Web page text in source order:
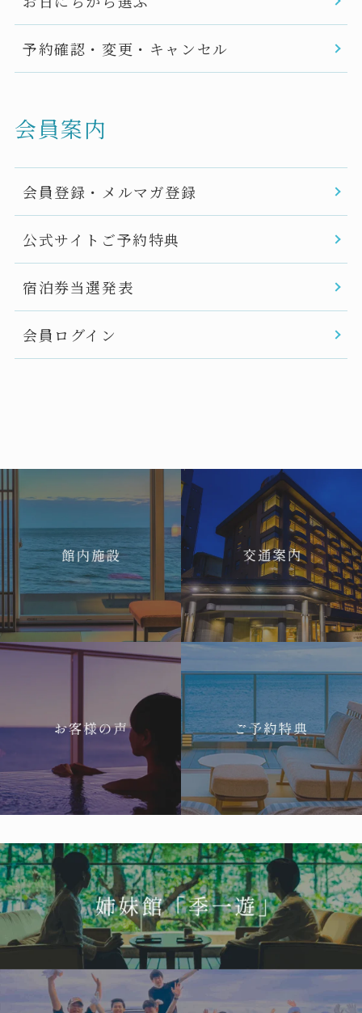
予約確認・変更・キャンセル
会員案内
会員登録・メルマガ登録
公式サイトご予約特典
宿泊券当選発表
会員ログイン